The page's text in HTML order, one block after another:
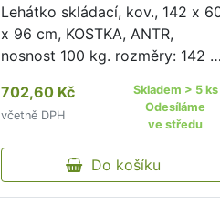
Lehátko skládací, kov., 142 x
x 96 cm, KOSTKA, ANTR,
nosnost 100 kg. rozměry: 142 x
konstrukce, textil, plastové
doplňky barva: antracitová
dekor: kostka. nosnost: 100 …
702,60 Kč
včetně DPH
Skladem > 5 ks
Odesíláme
ve středu
Do košíku